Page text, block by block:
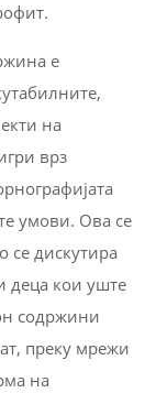
е
на
врз
умови. Ова се
се дискутира
деца кои уште
содржини
преку мрежи
на